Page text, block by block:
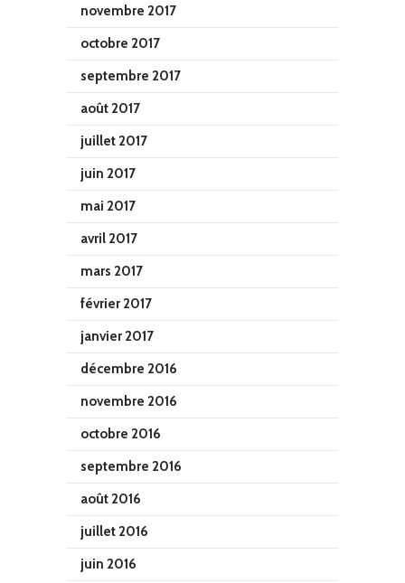
novembre 2017
octobre 2017
septembre 2017
août 2017
juillet 2017
juin 2017
mai 2017
avril 2017
mars 2017
février 2017
janvier 2017
décembre 2016
novembre 2016
octobre 2016
septembre 2016
août 2016
juillet 2016
juin 2016